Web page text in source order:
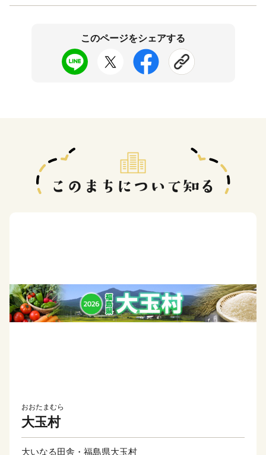
このページをシェアする
おおたまむら
大玉村
大いなる田舎・福島県大玉村